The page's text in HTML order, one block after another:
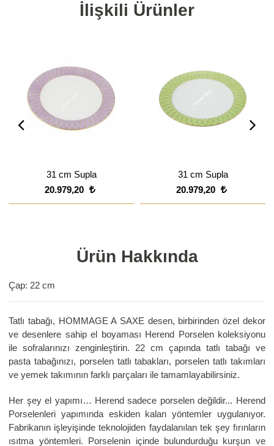
İlişkili Ürünler
31 cm Supla
20.979,20
31 cm Supla
20.979,20
Ürün Hakkında
Çap: 22 cm
Tatlı tabağı, HOMMAGE A SAXE desen, birbirinden özel dekor
ve desenlere sahip el boyaması Herend Porselen koleksiyonu
ile sofralarınızı zenginleştirin. 22 cm çapında tatlı tabağı ve
pasta tabağınızı, porselen tatlı tabakları, porselen tatlı takımları
ve yemek takımının farklı parçaları ile tamamlayabilirsiniz.
Her şey el yapımı… Herend sadece porselen değildir... Herend
Porselenleri yapımında eskiden kalan yöntemler uygulanıyor.
Fabrikanın işleyişinde teknolojiden faydalanılan tek şey fırınların
ısıtma yöntemleri. Porselenin içinde bulundurduğu kurşun ve